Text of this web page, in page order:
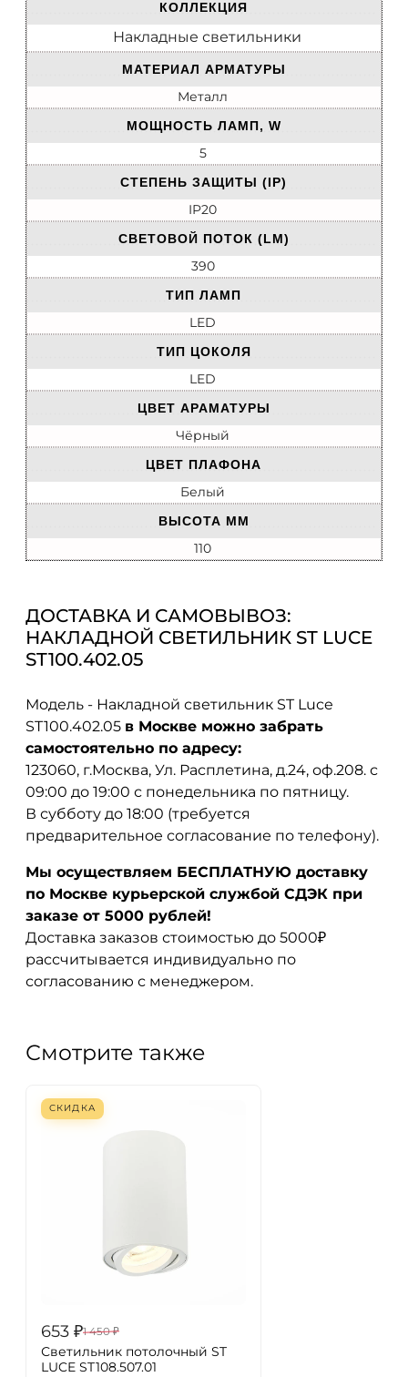
КОЛЛЕКЦИЯ
Накладные светильники
МАТЕРИАЛ АРМАТУРЫ
Металл
МОЩНОСТЬ ЛАМП, W
5
СТЕПЕНЬ ЗАЩИТЫ (IP)
IP20
СВЕТОВОЙ ПОТОК (LM)
390
ТИП ЛАМП
LED
ТИП ЦОКОЛЯ
LED
ЦВЕТ АРАМАТУРЫ
Чёрный
ЦВЕТ ПЛАФОНА
Белый
ВЫСОТА ММ
110
ДОСТАВКА И САМОВЫВОЗ:
НАКЛАДНОЙ СВЕТИЛЬНИК ST LUCE
ST100.402.05
Модель - Накладной светильник ST Luce
ST100.402.05 в Москве можно забрать
самостоятельно по адресу:
123060, г.Москва, Ул. Расплетина, д.24, оф.208. с
09:00 до 19:00 с понедельника по пятницу.
В субботу до 18:00 (требуется
предварительное согласование по телефону).
Мы осуществляем БЕСПЛАТНУЮ доставку
по Москве курьерской службой СДЭК при
заказе от 5000 рублей!
Доставка заказов стоимостью до 5000₽
рассчитывается индивидуально по
согласованию с менеджером.
Смотрите также
СКИДКА
653 ₽1 450 ₽
Светильник потолочный ST
LUCE ST108.507.01